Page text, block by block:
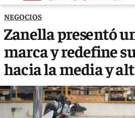
NEGOCIOS
Zanella presentó
marca y redefine
hacia la media y